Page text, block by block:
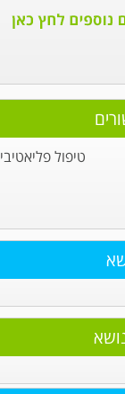
טיפול פליאטיבי